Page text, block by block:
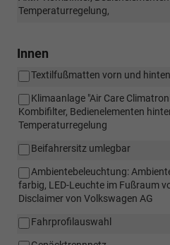
Temperaturregelung,
Innen
Textilfußmatten vorn und hinten
Klimaanlage "Air Care
Kombifilter, Bedienelementen
Temperaturregelung
Beifahrersitz umlegbar
Ambientebeleuchtung:
farbig, LED-Leuchte im Fußraum
Disclaimer von Volkswagen AG
Fahrprofilauswahl